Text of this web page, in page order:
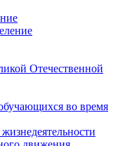
Отечественной
во время